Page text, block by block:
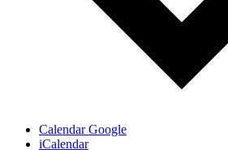
Calendar Google
iCalendar